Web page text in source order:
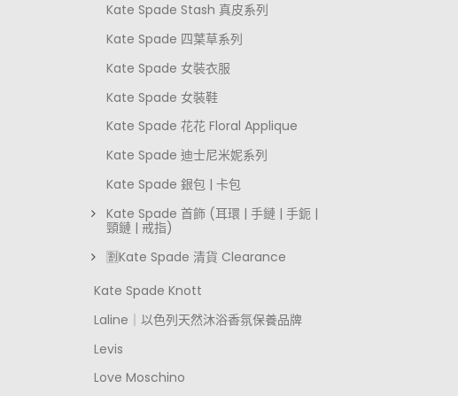
Kate Spade Stash 真皮系列
Kate Spade 四葉草系列
Kate Spade 女裝衣服
Kate Spade 女裝鞋
Kate Spade 花花 Floral Applique
Kate Spade 迪士尼米妮系列
Kate Spade 銀包 | 卡包
Kate Spade 首飾 (耳環 | 手鏈 | 手鈪 |
頸鏈 | 戒指)
🈹Kate Spade 清貨 Clearance
Kate Spade Knott
Laline｜以色列天然沐浴香氛保養品牌
Levis
Love Moschino